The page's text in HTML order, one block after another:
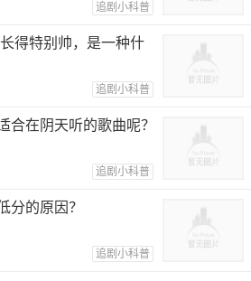
追剧小科普
得特别帅，是一种什
追剧小科普
合在阴天听的歌曲呢？
追剧小科普
分的原因？
追剧小科普